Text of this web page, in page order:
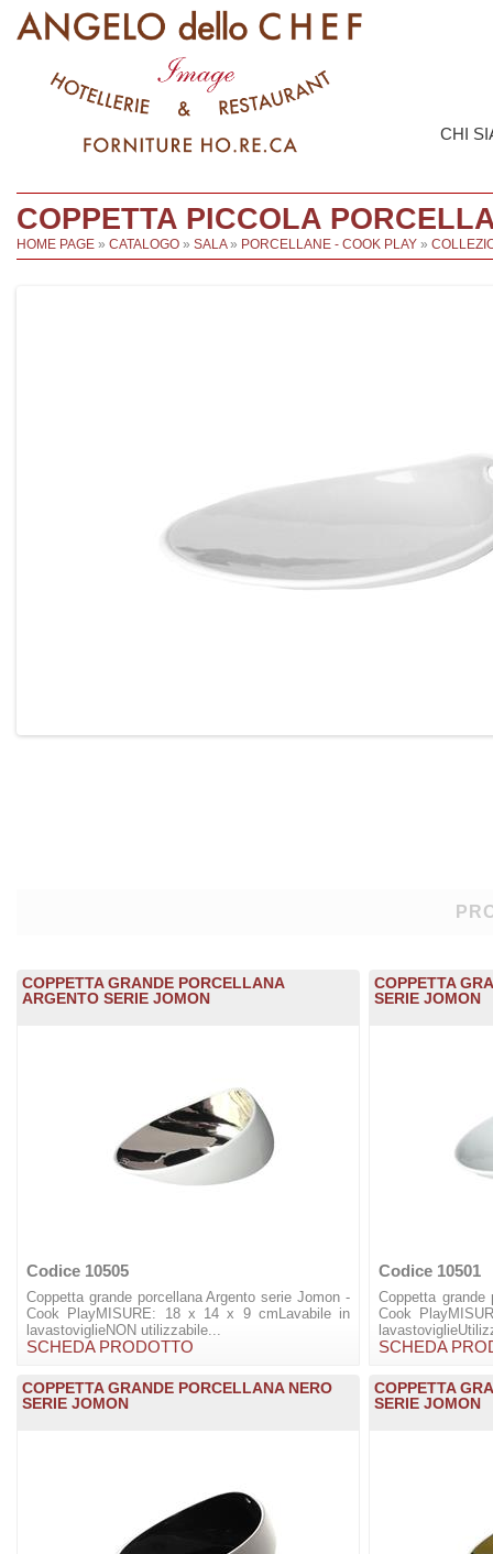
CHI
COPPETTA PICCOLA
HOME PAGE » CATALOGO » SALA» PORCELLANE - COOK PLAY »
COPPETTA GRANDE PORCELLANA
ARGENTO SERIE JOMON
Codice 10505
Coppetta grande porcellana Argento serie Jomon -
Cook PlayMISURE: 18 x 14 x 9 cmLavabile in
lavastoviglieNON utilizzabile...
SCHEDA PRODOTTO
COPPETTA
SERIE JOMON
Codice 10501
Coppetta grande
Cook
SCHEDA
COPPETTA GRANDE PORCELLANA NERO
SERIE JOMON
COPPETTA
SERIE JOMON